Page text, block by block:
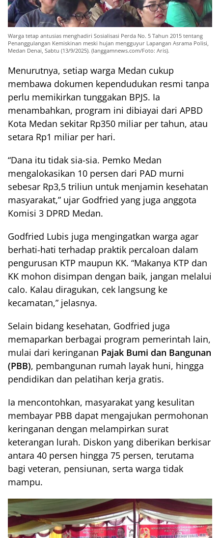
Warga tetap antusias menghadiri Sosialisasi Perda No. 5 Tahun 2015 tentang
Penanggulangan Kemiskinan meski hujan mengguyur Lapangan Asrama Polisi,
Medan Denai, Sabtu (13/9/2025). (langgamnews.com/Foto: Aris).
Menurutnya, setiap warga Medan cukup
membawa dokumen kependudukan resmi tanpa
perlu memikirkan tunggakan BPJS. Ia
menambahkan, program ini dibiayai dari APBD
Kota Medan sekitar Rp350 miliar per tahun, atau
setara Rp1 miliar per hari.
“Dana itu tidak sia-sia. Pemko Medan
mengalokasikan 10 persen dari PAD murni
sebesar Rp3,5 triliun untuk menjamin kesehatan
masyarakat,” ujar Godfried yang juga anggota
Komisi 3 DPRD Medan.
Godfried Lubis juga mengingatkan warga agar
berhati-hati terhadap praktik percaloan dalam
pengurusan KTP maupun KK. “Makanya KTP dan
KK mohon disimpan dengan baik, jangan melalui
calo. Kalau diragukan, cek langsung ke
kecamatan,” jelasnya.
Selain bidang kesehatan, Godfried juga
memaparkan berbagai program pemerintah lain,
mulai dari keringanan Pajak Bumi dan Bangunan
(PBB), pembangunan rumah layak huni, hingga
pendidikan dan pelatihan kerja gratis.
Ia mencontohkan, masyarakat yang kesulitan
membayar PBB dapat mengajukan permohonan
keringanan dengan melampirkan surat
keterangan lurah. Diskon yang diberikan berkisar
antara 40 persen hingga 75 persen, terutama
bagi veteran, pensiunan, serta warga tidak
mampu.